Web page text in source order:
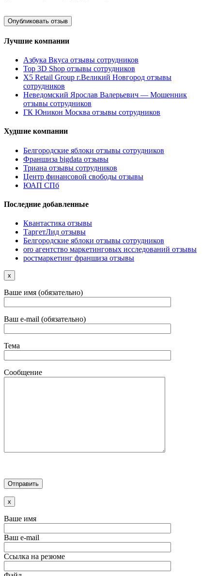
Лучшие компании
Азбука Вкуса отзывы сотрудников
Top 3D Shop отзывы сотрудников
X5 Retail Group г.Великий Новгород отзывы
сотрудников
Неведомский Ярослав Валерьевич — Мошенник
отзывы сотрудников
ГК Юникон Москва отзывы сотрудников
Худшие компании
Белгородские яблоки отзывы сотрудников
Франшиза bigdata отзывы
Триана отзывы сотрудников
Центр финансовой свободы отзывы
ЮАП СПб
Последние добавленные
Квантастика отзывы
ТаргетЛид отзывы
Белгородские яблоки отзывы сотрудников
oro агентство маркетинговых исследований отзывы
ростмаркетинг франшиза отзывы
x
Ваше имя (обязательно)
Ваш e-mail (обязательно)
Тема
Сообщение
x
Ваше имя
Ваш e-mail
Ссылка на резюме